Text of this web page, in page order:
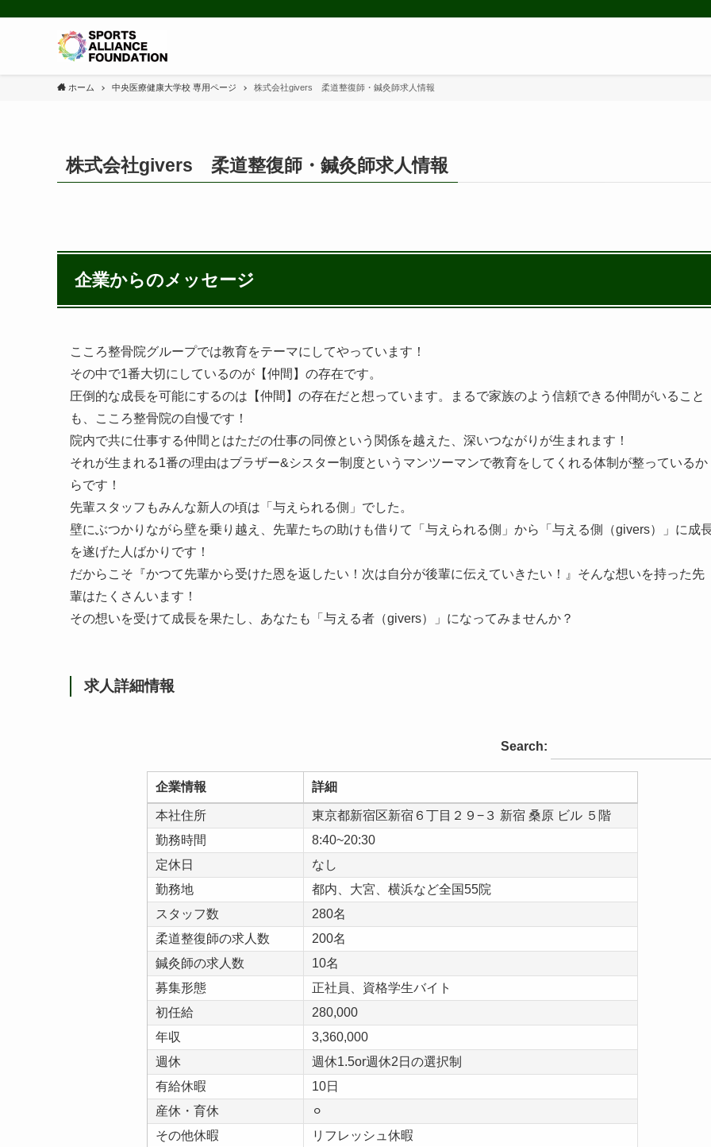
ホーム 中央医療健康大学校 専用ページ 株式会社givers 柔道整復師・鍼灸師求人情報
株式会社givers 柔道整復師・鍼灸師求人情報
企業からのメッセージ
こころ整骨院グループでは教育をテーマにしてやっています！
その中で1番大切にしているのが【仲間】の存在です。
圧倒的な成長を可能にするのは【仲間】の存在だと想っています。まるで家族のよう信頼できる仲間がいること
も、こころ整骨院の自慢です！
院内で共に仕事する仲間とはただの仕事の同僚という関係を越えた、深いつながりが生まれます！
それが生まれる1番の理由はブラザー&シスター制度というマンツーマンで教育をしてくれる体制が整っているか
らです！
先輩スタッフもみんな新人の頃は「与えられる側」でした。
壁にぶつかりながら壁を乗り越え、先輩たちの助けも借りて「与えられる側」から「与える側（givers）」に成
を遂げた人ばかりです！
だからこそ『かつて先輩から受けた恩を返したい！次は自分が後輩に伝えていきたい！』そんな想いを持った先
輩はたくさんいます！
その想いを受けて成長を果たし、あなたも「与える者（givers）」になってみませんか？
求人詳細情報
Search:
企業情報 詳細
本社住所
東京都新宿区新宿６丁目２９−３ 新宿 桑原 ビル ５階
勤務時間
8:40~20:30
定休日
なし
勤務地
都内、大宮、横浜など全国55院
スタッフ数
280名
柔道整復師の求人数
200名
鍼灸師の求人数
10名
募集形態
正社員、資格学生バイト
初任給
280,000
年収
3,360,000
週休
週休1.5or週休2日の選択制
有給休暇
10日
産休・育休
⚪︎
その他休暇
リフレッシュ休暇